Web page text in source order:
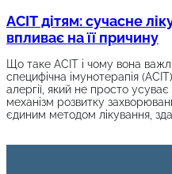
АСІТ дітям: сучасне
впливає на її причину
Що таке АСІТ і чому вона
специфічна імунотерапія
алергії, який не просто
механізм розвитку
єдиним методом лікування,